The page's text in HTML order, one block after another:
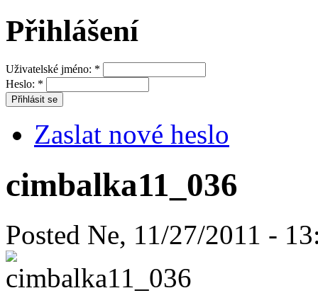
Přihlášení
Uživatelské jméno: *
Heslo: *
Zaslat nové heslo
cimbalka11_036
Posted Ne, 11/27/2011 -